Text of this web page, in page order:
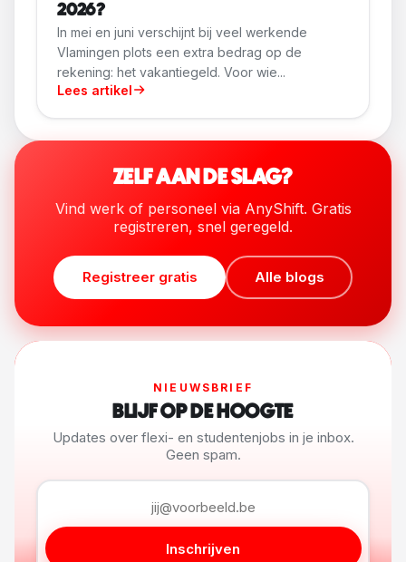
2026?
In mei en juni verschijnt bij veel werkende
Vlamingen plots een extra bedrag op de
rekening: het vakantiegeld. Voor wie...
Lees artikel
ZELF AAN DE SLAG?
Vind werk of personeel via AnyShift. Gratis
registreren, snel geregeld.
Registreer gratis Alle blogs
NIEUWSBRIEF
BLIJF OP DE HOOGTE
Updates over flexi- en studentenjobs in je inbox.
Geen spam.
Inschrijven